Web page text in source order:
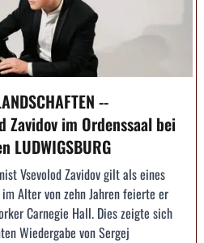
--
Zavidov im Ordenssaal bei
LUDWIGSBURG
Vsevolod Zavidov gilt als eines
Alter von zehn Jahren feierte er
Carnegie Hall. Dies zeigte sich
Wiedergabe von Sergej